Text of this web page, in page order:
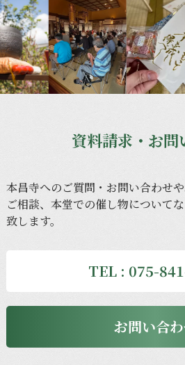
資料請求・お問
本昌寺へのご質問・ お問い合わせや
ご相談、 本堂での催し物について
致します。
TEL : 075-
お問い合